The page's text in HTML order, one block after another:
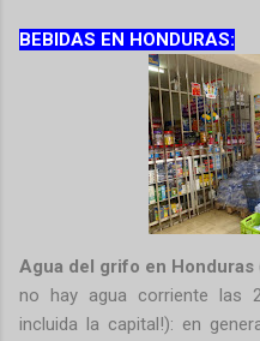
BEBIDAS EN HONDURAS:
Agua del grifo en Honduras
no hay agua corriente las
incluida la capital!): en